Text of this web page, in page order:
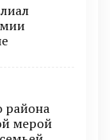
района
мерой